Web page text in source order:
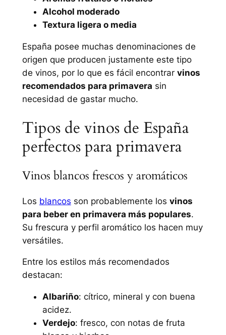
Alcohol moderado
Textura ligera o media
España posee muchas denominaciones de
origen que producen justamente este tipo
de vinos, por lo que es fácil encontrar vinos
recomendados para primavera sin
necesidad de gastar mucho.
Tipos de vinos de España
perfectos para primavera
Vinos blancos frescos y aromáticos
Los blancos son probablemente los vinos
para beber en primavera más populares.
Su frescura y perfil aromático los hacen muy
versátiles.
Entre los estilos más recomendados
destacan:
Albariño: cítrico, mineral y con buena
acidez.
Verdejo: fresco, con notas de fruta